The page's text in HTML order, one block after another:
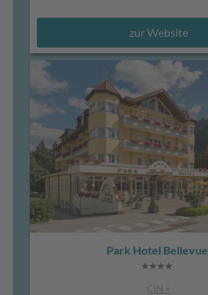
zur Website
Park Hotel Bellevue
CIN +